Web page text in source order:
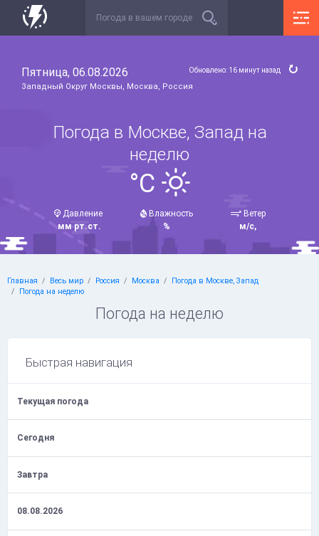
Пятница, 06.08.2026
Западный Округ Москвы, Москва, Россия
Обновлено: 16 минут назад
Погода в Москве, Запад на
неделю
°C
Давление
мм рт.ст.
Влажность
%
Ветер
м/с,
Главная Весь мир Россия Москва
Погода в Москве, Запад
Погода на неделю
Погода на неделю
Быстрая навигация
Текущая погода
Сегодня
Завтра
08.08.2026